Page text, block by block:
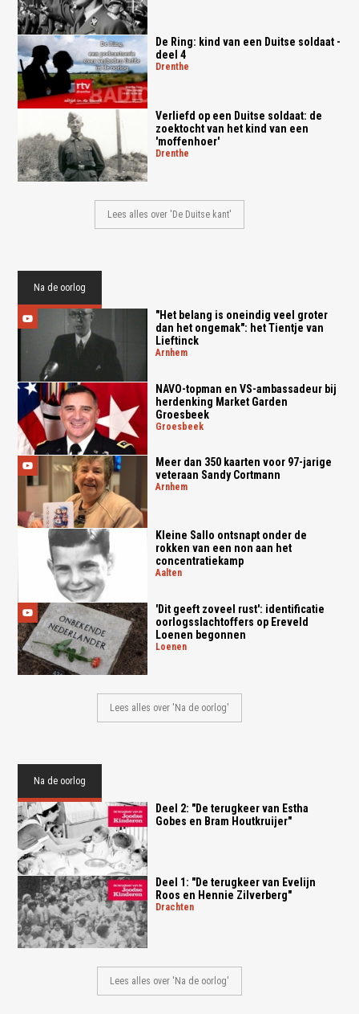
De Ring: kind van een Duitse soldaat -
deel 4
drenthe
Verliefd op een Duitse soldaat: de
zoektocht van het kind van een
'moffenhoer'
drenthe
Lees alles over 'De Duitse kant'
Na de oorlog
"Het belang is oneindig veel groter
dan het ongemak": het Tientje van
Lieftinck
arnhem
NAVO-topman en VS-ambassadeur bij
herdenking Market Garden
Groesbeek
groesbeek
Meer dan 350 kaarten voor 97-jarige
veteraan Sandy Cortmann
arnhem
Kleine Sallo ontsnapt onder de
rokken van een non aan het
concentratiekamp
aalten
'Dit geeft zoveel rust': identificatie
oorlogsslachtoffers op Ereveld
Loenen begonnen
loenen
Lees alles over 'Na de oorlog'
Na de oorlog
Deel 2: "De terugkeer van Estha
Gobes en Bram Houtkruijer"
Deel 1: "De terugkeer van Evelijn
Roos en Hennie Zilverberg"
drachten
Lees alles over 'Na de oorlog'